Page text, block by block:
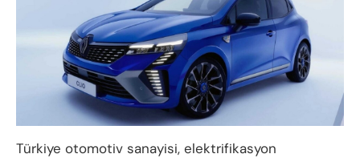
Türkiye otomotiv sanayisi, elektrifikasyon